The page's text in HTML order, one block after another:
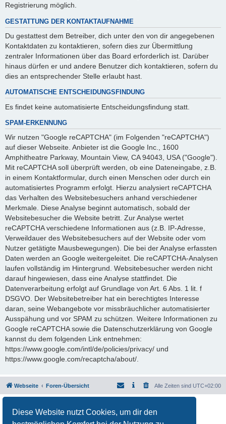
Diese Website nutzt Cookies, um dir den
Registrierung möglich.
GESTATTUNG DER KONTAKTAUFNAHME
Du gestattest dem Betreiber, dich unter den von dir angegebenen
Kontaktdaten zu kontaktieren, sofern dies zur Übermittlung
zentraler Informationen über das Board erforderlich ist. Darüber
hinaus dürfen er und andere Benutzer dich kontaktieren, sofern du
dies an entsprechender Stelle erlaubt hast.
AUTOMATISCHE ENTSCHEIDUNGSFINDUNG
Es findet keine automatisierte Entscheidungsfindung statt.
SPAM-ERKENNUNG
Wir nutzen "Google reCAPTCHA" (im Folgenden "reCAPTCHA")
auf dieser Webseite. Anbieter ist die Google Inc., 1600
Amphitheatre Parkway, Mountain View, CA 94043, USA ("Google").
Mit reCAPTCHA soll überprüft werden, ob eine Dateneingabe, z.B.
in einem Kontaktformular, durch einen Menschen oder durch ein
automatisiertes Programm erfolgt. Hierzu analysiert reCAPTCHA
das Verhalten des Websitebesuchers anhand verschiedener
Merkmale. Diese Analyse beginnt automatisch, sobald der
Websitebesucher die Website betritt. Zur Analyse wertet
reCAPTCHA verschiedene Informationen aus (z.B. IP-Adresse,
Verweildauer des Websitebesuchers auf der Website oder vom
Nutzer getätigte Mausbewegungen). Die bei der Analyse erfassten
Daten werden an Google weitergeleitet. Die reCAPTCHA-Analysen
laufen vollständig im Hintergrund. Websitebesucher werden nicht
darauf hingewiesen, dass eine Analyse stattfindet. Die
Datenverarbeitung erfolgt auf Grundlage von Art. 6 Abs. 1 lit. f
DSGVO. Der Websitebetreiber hat ein berechtigtes Interesse
daran, seine Webangebote vor missbräuchlicher automatisierter
Ausspähung und vor SPAM zu schützen. Weitere Informationen zu
Google reCAPTCHA sowie die Datenschutzerklärung von Google
kannst du dem folgenden Link entnehmen:
https://www.google.com/intl/de/policies/privacy/ und
https://www.google.com/recaptcha/about/.
Webseite Foren-Übersicht Alle Zeiten sind UTC+02:00
Deutsche Übersetzung durchphpBB.de
Datenschutz|Nutzungsbedingungen